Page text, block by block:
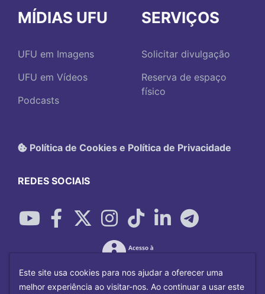
MÍDIAS UFU
UFU em Imagens
UFU em Vídeos
Podcasts
SERVIÇOS
Solicitar divulgação
Reserva de espaço
físico
Política de Cookies e Política de Privacidade
REDES SOCIAIS
Este site usa cookies para nos ajudar a oferecer uma
melhor experiência ao visitar-nos. Ao continuar a usar este